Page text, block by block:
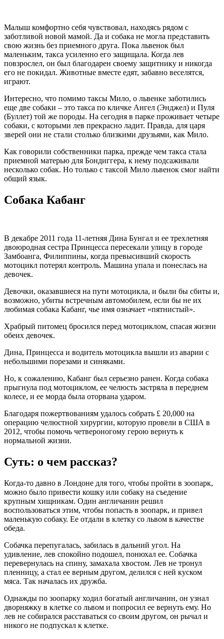
Малыш комфортно себя чувствовал, находясь рядом с
заботливой новой мамой. Да и собака не могла представить
свою жизнь без приемного друга. Пока львенок был
маленьким, такса усиленно его защищала. Когда лев
повзрослел, он был благодарен своему защитнику и никогда
его не покидал. Животные вместе едят, забавно веселятся,
играют.
Интересно, что помимо таксы Мило, о львенке заботились
еще две собаки – это такса по кличке Ангел (Энджел) и Пуля
(Буллет) той же породы. На сегодня в парке проживает четыре
собаки, с которыми лев прекрасно ладит. Правда, для царя
зверей они не стали столько близкими друзьями, как Мило.
Как говорили собственники парка, прежде чем такса стала
приемной матерью для Бондиггера, к нему подсаживали
несколько собак. Но только с таксой Мило львенок смог найти
общий язык.
Собака Кабанг
В декабре 2011 года 11-летняя Дина Бунгал и ее трехлетняя
двоюродная сестра Принцесса пересекали улицу в городе
Замбоанга, Филиппины, когда превысивший скорость
мотоцикл потерял контроль. Машина упала и понеслась на
девочек.
Девочки, оказавшиеся на пути мотоцикла, и были бы сбиты и,
возможно, убиты встречным автомобилем, если бы не их
любимая собака Кабанг, чье имя означает «пятнистый».
Храбрый питомец бросился перед мотоциклом, спасая жизни
обеих девочек.
Дина, Принцесса и водитель мотоцикла вышли из аварии с
небольшими порезами и синяками.
Но, к сожалению, Кабанг был серьезно ранен. Когда собака
прыгнула под мотоциклом, ее челюсть застряла в переднем
колесе, и ее морда была оторвана ударом.
Благодаря пожертвованиям удалось собрать £ 20,000 на
операцию челюстной хирургии, которую провели в США в
2012, чтобы помочь четвероногому герою вернуть к
нормальной жизни.
Суть: о чем рассказ?
Когда-то давно в Лондоне для того, чтобы пройти в зоопарк,
можно было привести кошку или собаку на съедение
крупным хищникам. Один англичанин решил
воспользоваться этим, чтобы попасть в зоопарк, и привел
маленькую собаку. Ее отдали в клетку со львом в качестве
обеда.
Собачка перепугалась, забилась в дальний угол. На
удивление, лев спокойно подошел, понюхал ее. Собачка
перевернулась на спину, замахала хвостом. Лев не тронул
пленницу, а стал ее верным другом, делился с ней куском
мяса. Так началась их дружба.
Однажды по зоопарку ходил богатый англичанин, он узнал
дворняжку в клетке со львом и попросил ее вернуть ему. Но
лев не собирался расставаться со своим другом, он рычал и
никого не подпускал к клетке.